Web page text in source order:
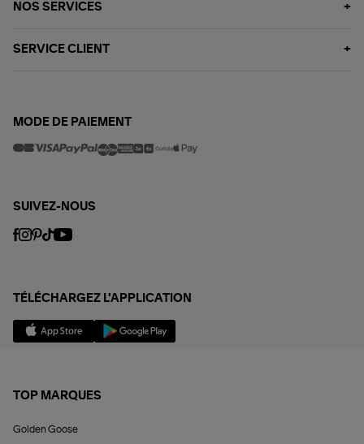
NOS SERVICES
SERVICE CLIENT
MODE DE PAIEMENT
SUIVEZ-NOUS
TÉLÉCHARGEZ L'APPLICATION
TOP MARQUES
Golden Goose